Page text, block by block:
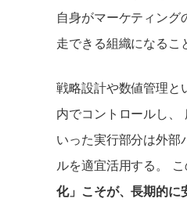
自身がマーケティング
走できる組織になるこ
戦略設計や数値管理と
内でコントロールし、
いった実行部分は外部
ルを適宜活用する。
化」こそが、長期的に